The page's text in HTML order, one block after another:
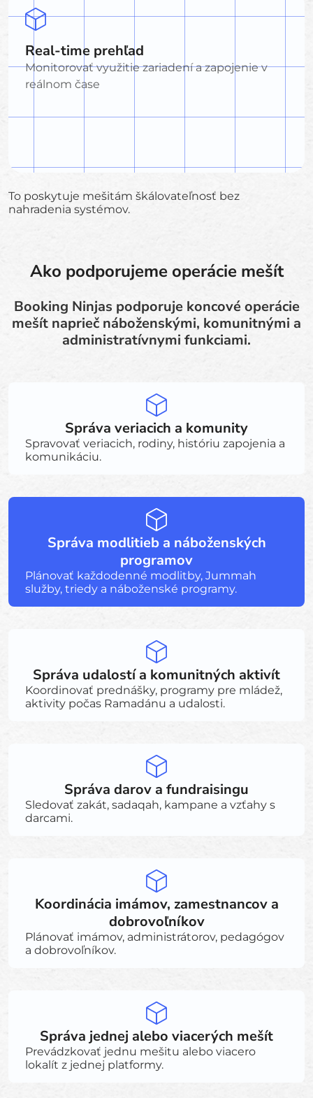
Real-time prehľad
Monitorovať využitie zariadení a zapojenie v
reálnom čase
To poskytuje mešitám škálovateľnosť bez
nahradenia systémov.
Ako podporujeme operácie mešít
Booking Ninjas podporuje koncové operácie
mešít naprieč náboženskými, komunitnými a
administratívnymi funkciami.
Správa veriacich a komunity
Spravovať veriacich, rodiny, históriu zapojenia a
komunikáciu.
Správa modlitieb a náboženských
programov
Plánovať každodenné modlitby, Jummah
služby, triedy a náboženské programy.
Správa udalostí a komunitných aktivít
Koordinovať prednášky, programy pre mládež,
aktivity počas Ramadánu a udalosti.
Správa darov a fundraisingu
Sledovať zakát, sadaqah, kampane a vzťahy s
darcami.
Koordinácia imámov, zamestnancov a
dobrovoľníkov
Plánovať imámov, administrátorov, pedagógov
a dobrovoľníkov.
Správa jednej alebo viacerých mešít
Prevádzkovať jednu mešitu alebo viacero
lokalít z jednej platformy.